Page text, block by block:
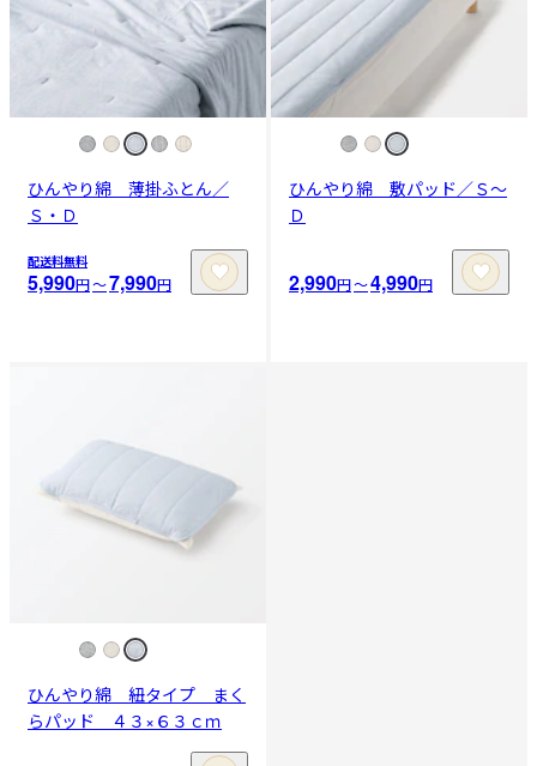
ひんやり綿 薄掛ふとん／
Ｓ・Ｄ
配送料無料
5,990円〜7,990円
ひんやり綿 敷パッド／Ｓ～
Ｄ
2,990円〜4,990円
ひんやり綿 紐タイプ まく
らパッド ４３×６３ｃｍ